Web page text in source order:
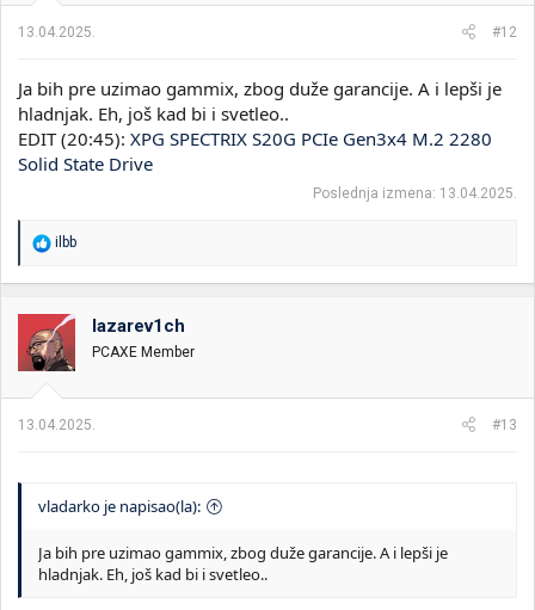
:
13.04.2025. #12
Ja bih pre uzimao gammix, zbog duže garancije. A i lepši je
hladnjak. Eh, još kad bi i svetleo..
EDIT (20:45): XPG SPECTRIX S20G PCIe Gen3x4 M.2 2280
Solid State Drive
Poslednja izmena: 13.04.2025.
R
a
o
v
a
n
:
ilbb
lazarev1ch
PCAXE Member
13.04.2025. #13
vladarko je napisao(la):
Ja bih pre uzimao gammix, zbog duže garancije. A i lepši je
hladnjak. Eh, još kad bi i svetleo..